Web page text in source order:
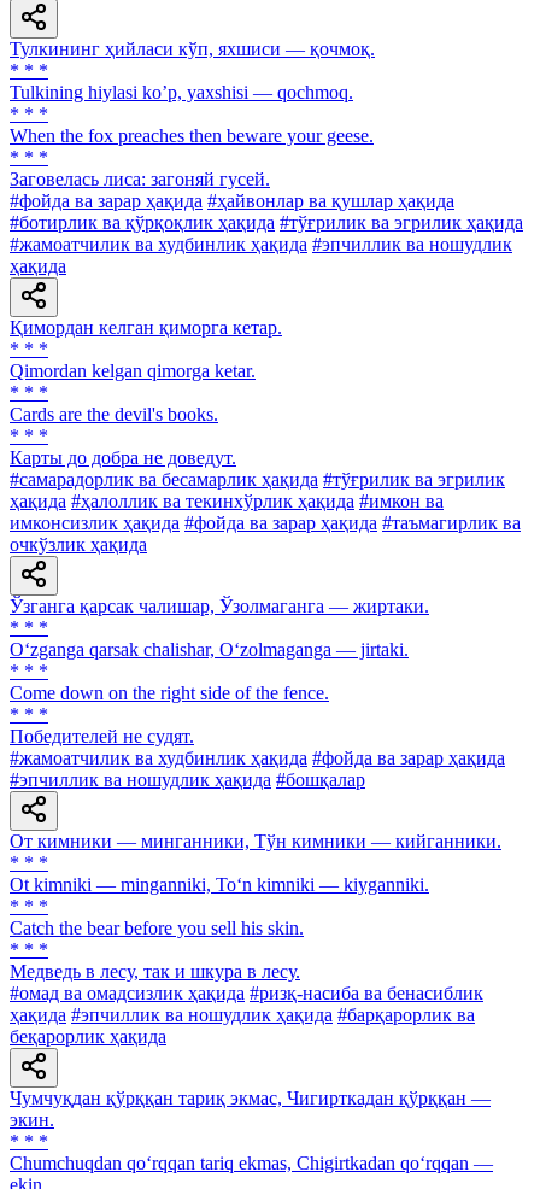
Тулкининг ҳийласи кўп, яхшиси — қочмоқ.
* * *
Tulkining hiylasi koʼp, yaxshisi — qochmoq.
* * *
When the fox preaches then beware your geese.
* * *
Заговелась лиса: загоняй гусей.
#фойда ва зарар ҳақида #ҳайвонлар ва қушлар ҳақида
#ботирлик ва қўрқоқлик ҳақида #тўғрилик ва эгрилик ҳақида
#жамоатчилик ва худбинлик ҳақида #эпчиллик ва ношудлик
ҳақида
Қимордан келган қиморга кетар.
* * *
Qimordan kelgan qimorga ketar.
* * *
Cards are the devil's books.
* * *
Карты до добра не доведут.
#самарадорлик ва бесамарлик ҳақида #тўғрилик ва эгрилик
ҳақида #ҳалоллик ва текинхўрлик ҳақида #имкон ва
имконсизлик ҳақида #фойда ва зарар ҳақида #таъмагирлик ва
очкўзлик ҳақида
Ўзганга қарсак чалишар, Ўзолмаганга — жиртаки.
* * *
O‘zganga qarsak chalishar, O‘zolmaganga — jirtaki.
* * *
Come down on the right side of the fence.
* * *
Победителей не судят.
#жамоатчилик ва худбинлик ҳақида #фойда ва зарар ҳақида
#эпчиллик ва ношудлик ҳақида #бошқалар
От кимники — минганники, Тўн кимники — кийганники.
* * *
Ot kimniki — minganniki, To‘n kimniki — kiyganniki.
* * *
Catch the bear before you sell his skin.
* * *
Медведь в лесу, так и шкура в лесу.
#омад ва омадсизлик ҳақида #ризқ-насиба ва бенасиблик
ҳақида #эпчиллик ва ношудлик ҳақида #барқарорлик ва
беқарорлик ҳақида
Чумчуқдан қўрққан тариқ экмас, Чигирткадан қўрққан —
экин.
* * *
Chumchuqdan qo‘rqqan tariq ekmas, Chigirtkadan qo‘rqqan —